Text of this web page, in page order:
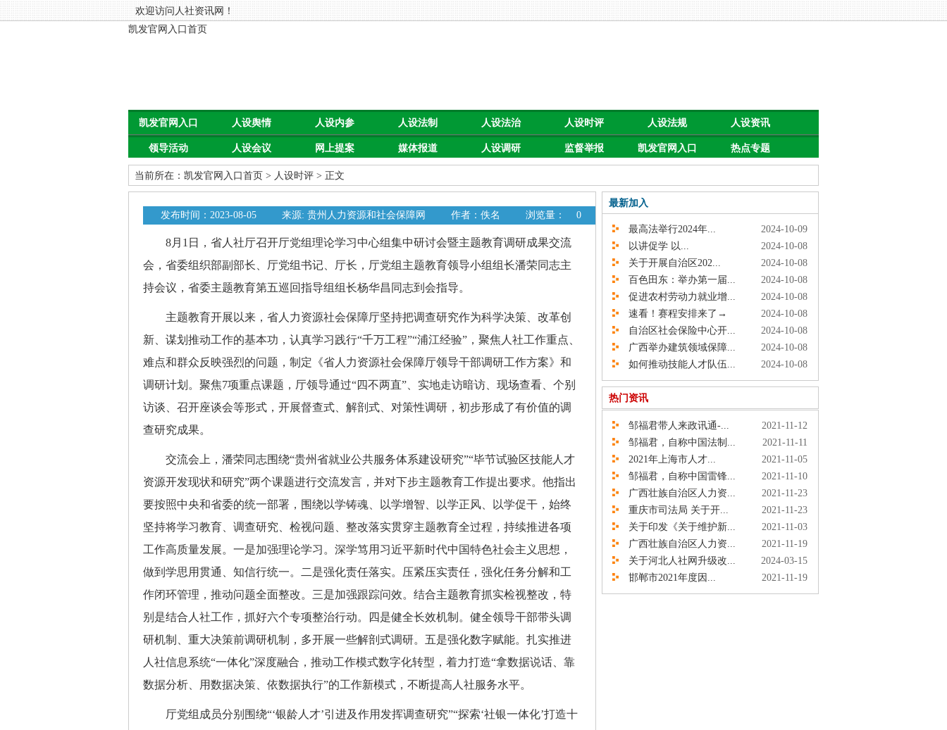
欢迎访问人社资讯网！
凯发官网入口首页
凯发官网入口
首页
人设舆情 人设内参 人设法制 人设法治 人设时评 人设法规 人设资讯
领导活动 人设会议 网上提案 媒体报道 人设调研 监督举报 凯发官网入口 热点专题
当前所在： 凯发官网入口首页 > 人设时评 > 正文
发布时间：2023-08-05 来源: 贵州人力资源和社会保障网 作者：佚名 浏览量： 0
8月1日，省人社厅召开厅党组理论学习中心组集中研讨会暨主题教育调研成果交流
会，省委组织部副部长、厅党组书记、厅长，厅党组主题教育领导小组组长潘荣同志主
持会议，省委主题教育第五巡回指导组组长杨华昌同志到会指导。
主题教育开展以来，省人力资源社会保障厅坚持把调查研究作为科学决策、改革创
新、谋划推动工作的基本功，认真学习践行“千万工程”“浦江经验”，聚焦人社工作重点、
难点和群众反映强烈的问题，制定《省人力资源社会保障厅领导干部调研工作方案》和
调研计划。聚焦7项重点课题，厅领导通过“四不两直”、实地走访暗访、现场查看、个别
访谈、召开座谈会等形式，开展督查式、解剖式、对策性调研，初步形成了有价值的调
查研究成果。
交流会上，潘荣同志围绕“贵州省就业公共服务体系建设研究”“毕节试验区技能人才
资源开发现状和研究”两个课题进行交流发言，并对下步主题教育工作提出要求。他指出
要按照中央和省委的统一部署，围绕以学铸魂、以学增智、以学正风、以学促干，始终
坚持将学习教育、调查研究、检视问题、整改落实贯穿主题教育全过程，持续推进各项
工作高质量发展。一是加强理论学习。深学笃用习近平新时代中国特色社会主义思想，
做到学思用贯通、知信行统一。二是强化责任落实。压紧压实责任，强化任务分解和工
作闭环管理，推动问题全面整改。三是加强跟踪问效。结合主题教育抓实检视整改，特
别是结合人社工作，抓好六个专项整治行动。四是健全长效机制。健全领导干部带头调
研机制、重大决策前调研机制，多开展一些解剖式调研。五是强化数字赋能。扎实推进
人社信息系统“一体化”深度融合，推动工作模式数字化转型，着力打造“拿数据说话、靠
数据分析、用数据决策、依数据执行”的工作新模式，不断提高人社服务水平。
厅党组成员分别围绕“‘银龄人才’引进及作用发挥调查研究”“探索‘社银一体化’打造十
最新加入
最高法举行2024年...
2024-10-09
以讲促学 以...
2024-10-08
关于开展自治区202...
2024-10-08
百色田东：举办第一届...
2024-10-08
促进农村劳动力就业增...
2024-10-08
速看！赛程安排来了→
2024-10-08
自治区社会保险中心开...
2024-10-08
广西举办建筑领域保障...
2024-10-08
如何推动技能人才队伍...
2024-10-08
热门资讯
邹福君带人来政讯通-...
2021-11-12
邹福君，自称中国法制...
2021-11-11
2021年上海市人才...
2021-11-05
邹福君，自称中国雷锋...
2021-11-10
广西壮族自治区人力资...
2021-11-23
重庆市司法局 关于开...
2021-11-23
关于印发《关于维护新...
2021-11-03
广西壮族自治区人力资...
2021-11-19
关于河北人社网升级改...
2024-03-15
邯郸市2021年度因...
2021-11-19